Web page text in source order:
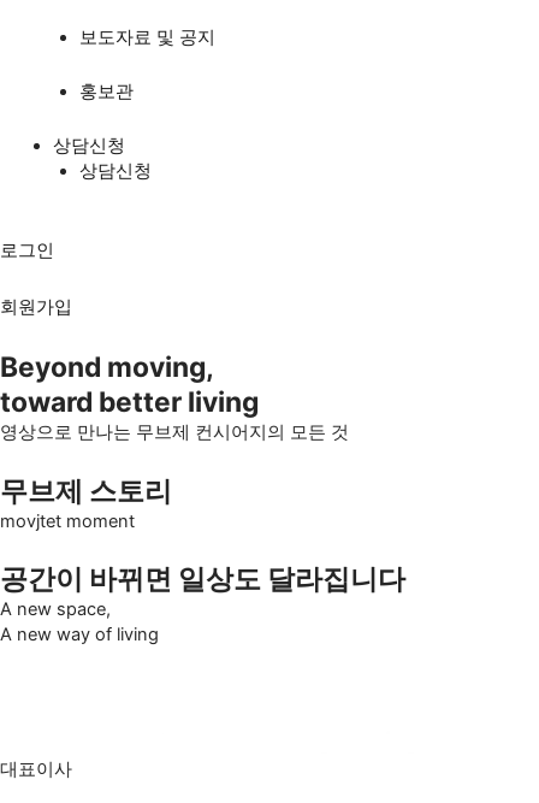
보도자료 및 공지
홍보관
상담신청
상담신청
로그인
회원가입
Beyond moving,
toward better living
영상으로 만나는 무브제 컨시어지의 모든 것
무브제 스토리
movjtet moment
공간이 바뀌면 일상도 달라집니다
A new space,
A new way of living
대표이사